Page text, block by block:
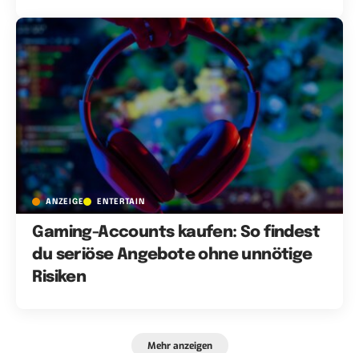
ANZEIGE ENTERTAIN
Gaming-Accounts kaufen: So findest
du seriöse Angebote ohne unnötige
Risiken
Mehr anzeigen